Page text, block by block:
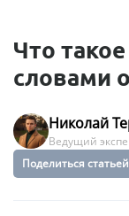
Что
словами
Николай
Ведущий
Поделиться статьей